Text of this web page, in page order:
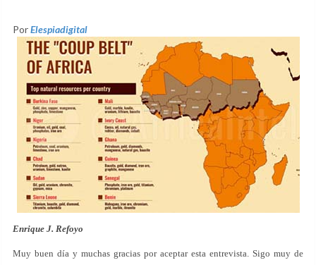
PorElespiadigital
Enrique J. Refoyo
Muy buen día y muchas gracias por aceptar esta entrevista. Sigo muy de